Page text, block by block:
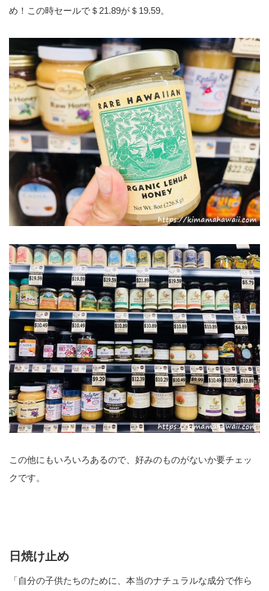
め！この時セールで＄21.89が＄19.59。
この他にもいろいろあるので、好みのものがないか要チェッ
クです。
日焼け止め
「自分の子供たちのために、本当のナチュラルな成分で作ら